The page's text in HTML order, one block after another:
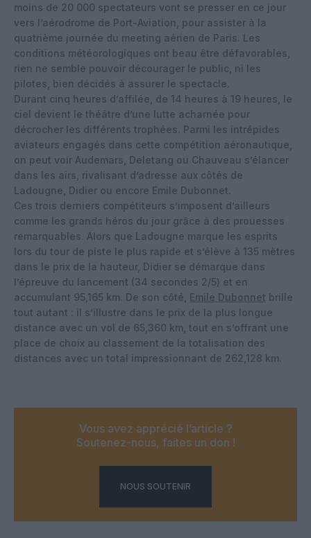
moins de 20 000 spectateurs vont se presser en ce jour
vers l’aérodrome de Port-Aviation, pour assister à la
quatrième journée du meeting aérien de Paris. Les
conditions météorologiques ont beau être défavorables,
rien ne semble pouvoir décourager le public, ni les
pilotes, bien décidés à assurer le spectacle.
Durant cinq heures d’affilée, de 14 heures à 19 heures, le
ciel devient le théâtre d’une lutte acharnée pour
décrocher les différents trophées. Parmi les intrépides
aviateurs engagés dans cette compétition aéronautique,
on peut voir Audemars, Deletang ou Chauveau s’élancer
dans les airs, rivalisant d’adresse aux côtés de
Ladougne, Didier ou encore Emile Dubonnet.
Ces trois derniers compétiteurs s’imposent d’ailleurs
comme les grands héros du jour grâce à des prouesses
remarquables. Alors que Ladougne marque les esprits
lors du tour de piste le plus rapide et s’élève à 135 mètres
dans le prix de la hauteur, Didier se démarque dans
l’épreuve du lancement (34 secondes 2/5) et en
accumulant 95,165 km. De son côté, Emile Dubonnet brille
tout autant : il s’illustre dans le prix de la plus longue
distance avec un vol de 65,360 km, tout en s’offrant une
place de choix au classement de la totalisation des
distances avec un total impressionnant de 262,128 km.
Vous avez apprécié l’article ?
Soutenez-nous, faites un don !
NOUS SOUTENIR